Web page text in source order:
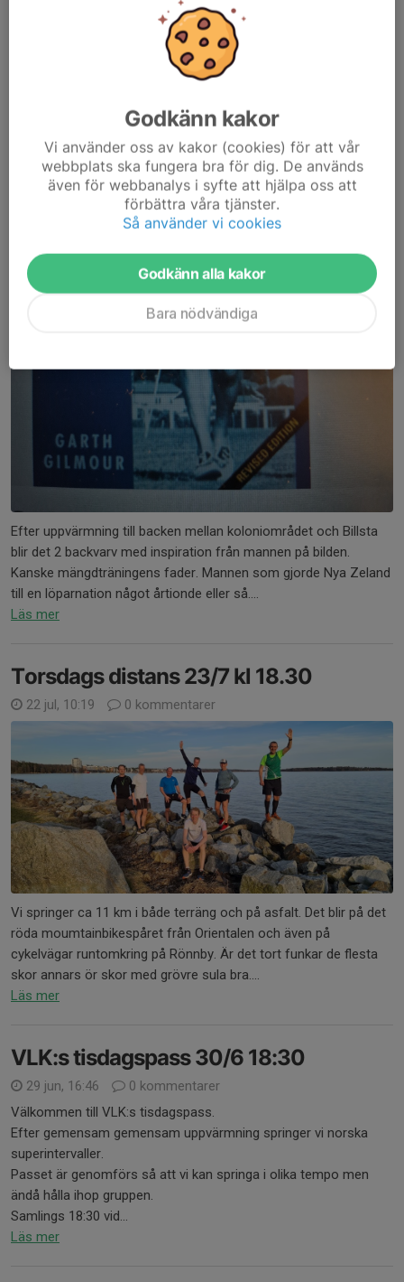
Efter uppvärmning till backen mellan koloniområdet och Billsta
blir det 2 backvarv med inspiration från mannen på bilden.
Kanske mängdträningens fader. Mannen som gjorde Nya Zeland
till en löparnation något årtionde eller så....
Läs mer
Torsdags distans 23/7 kl 18.30
22 jul, 10:19 0 kommentarer
Vi springer ca 11 km i både terräng och på asfalt. Det blir på det
röda moumtainbikespåret från Orientalen och även på
cykelvägar runtomkring på Rönnby. Är det tort funkar de flesta
skor annars ör skor med grövre sula bra....
Läs mer
VLK:s tisdagspass 30/6 18:30
29 jun, 16:46
0 kommentarer
Välkommen till VLK:s tisdagspass.
Efter gemensam gemensam uppvärmning springer vi norska
superintervaller.
Passet är genomförs så att vi kan springa i olika tempo men
ändå hålla ihop gruppen.
Samlings 18:30 vid...
Läs mer
Godkänn kakor
Vi använder oss av kakor (cookies) för att vår
webbplats ska fungera bra för dig. De används
även för webbanalys i syfte att hjälpa oss att
förbättra våra tjänster.
Så använder vi cookies
Godkänn alla kakor
Bara nödvändiga